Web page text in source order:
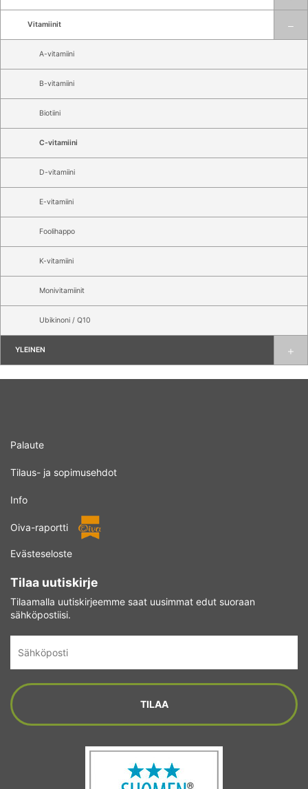
Vitamiinit
A-vitamiini
B-vitamiini
Biotiini
C-vitamiini
D-vitamiini
E-vitamiini
Foolihappo
K-vitamiini
Monivitamiinit
Ubikinoni / Q10
YLEINEN
Palaute
Tilaus- ja sopimusehdot
Info
Oiva-raportti
Evästeseloste
Tilaa uutiskirje
Tilaamalla uutiskirjeemme saat uusimmat edut suoraan
sähköpostiisi.